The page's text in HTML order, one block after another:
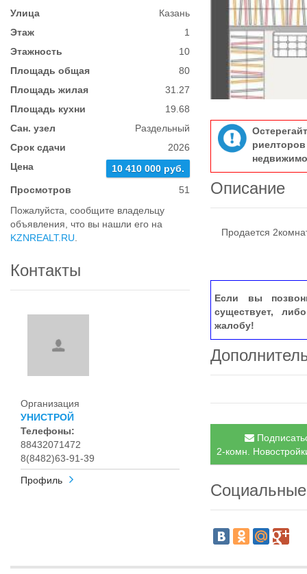
Улица
Казань
Этаж
1
Этажность
10
Площадь общая
80
Площадь жилая
31.27
Площадь кухни
19.68
Сан. узел
Раздельный
Срок сдачи
2026
Цена
10 410 000 руб.
Просмотров
51
Пожалуйста, сообщите владельцу
объявления, что вы нашли его на
KZNREALT.RU
Контакты
Организация
УНИСТРОЙ
Телефоны:
88432071472
8(8482)63-91-39
Профиль
Описание
Продается
Если вы
существует,
жалобу!
2-комн.